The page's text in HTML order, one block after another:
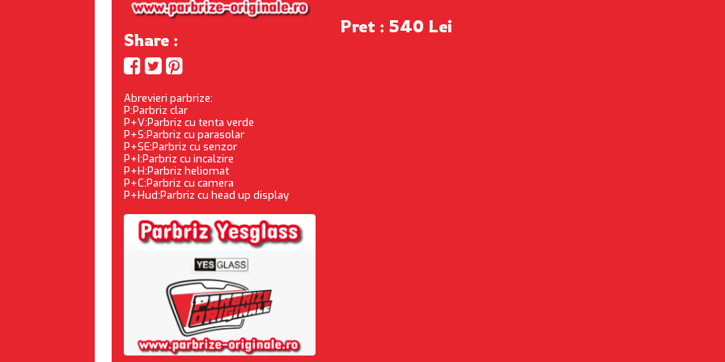
Share :
Abrevieri parbrize:
P:Parbriz clar
P+V:Parbriz cu tenta verde
P+S:Parbriz cu parasolar
P+SE:Parbriz cu senzor
P+I:Parbriz cu incalzire
P+H:Parbriz heliomat
P+C:Parbriz cu camera
P+Hud:Parbriz cu head up display
Pret : 540 Lei